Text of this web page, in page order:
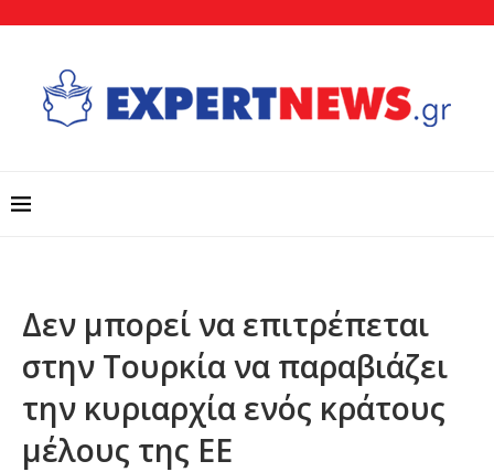
Δεν μπορεί να επιτρέπεται
στην Τουρκία να παραβιάζει
την κυριαρχία ενός κράτους
μέλους της ΕΕ